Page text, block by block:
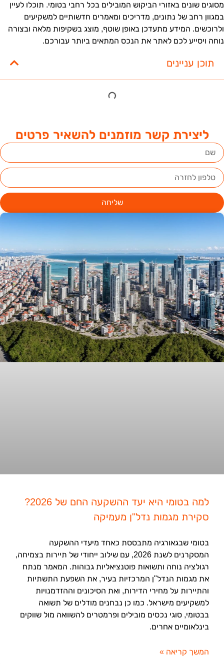
ליצירת קשר מוזמנים להשאיר פרטים
שליחה
למה בטומי היא יעד ההשקעה החם של 2026?
סקירת מגמות נדל"ן מעמיקה
בטומי שבגאורגיה מתבססת כאחד מיעדי ההשקעה
המסקרנים לשנת 2026, עם שילוב ייחודי של תיירות בצמיחה,
רגולציה נוחה ותשואות פוטנציאליות גבוהות. המאמר מנתח
את מגמות הנדל"ן המרכזיות בעיר, את השפעת התשתיות
והתיירות על מחירי הדירות, ואת הסיכונים וההזדמנויות
למשקיעים מישראל. כמו כן נבחנים מודלים של תשואה
בבטומי, סוגי נכסים מובילים ופרמטרים להשוואה מול שווקים
בינלאומיים אחרים.
המשך קריאה »
שונים באזורי הביקוש המובילים בכל רחבי בטומי. תוכלו לעיין
רחב של נתונים, מדריכים ומאמרים חדשותיים למשקיעים
המידע מתעדכן באופן שוטף, מוצג בשקיפות מלאה ובצורה
ויסייע לכם לאתר את הנכס המתאים ביותר עבורכם.
תוכן עניינים